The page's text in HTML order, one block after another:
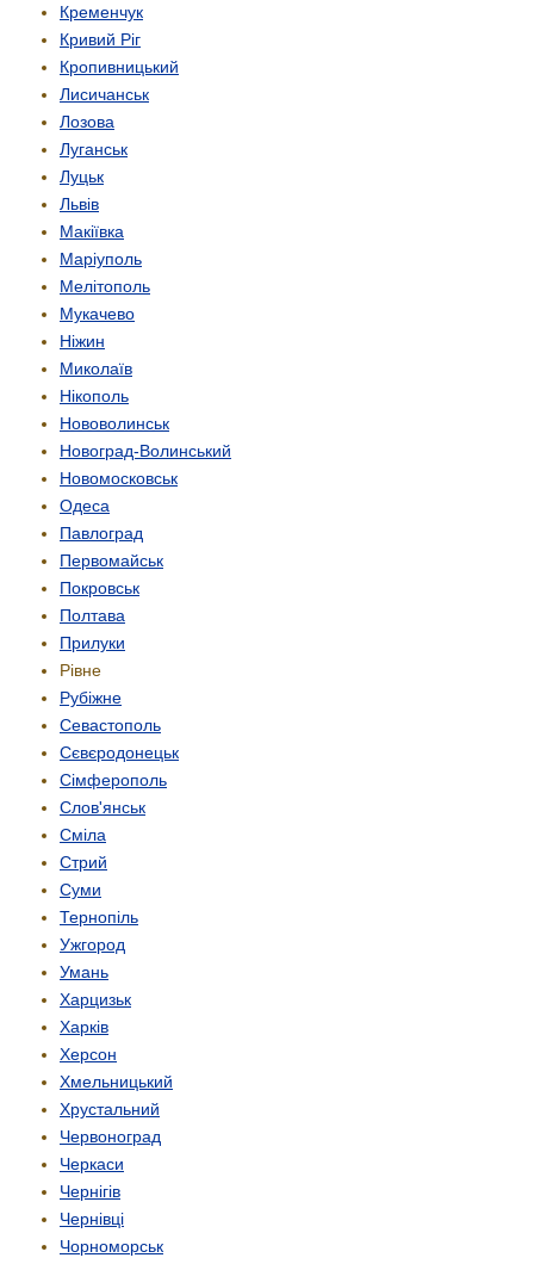
Кременчук
Кривий Ріг
Кропивницький
Лисичанськ
Лозова
Луганськ
Луцьк
Львів
Макіївка
Маріуполь
Мелітополь
Мукачево
Ніжин
Миколаїв
Нікополь
Нововолинськ
Новоград-Волинський
Новомосковськ
Одеса
Павлоград
Первомайськ
Покровськ
Полтава
Прилуки
Рівне
Рубіжне
Севастополь
Сєвєродонецьк
Сімферополь
Слов'янськ
Сміла
Стрий
Суми
Тернопіль
Ужгород
Умань
Харцизьк
Харків
Херсон
Хмельницький
Хрустальний
Червоноград
Черкаси
Чернігів
Чернівці
Чорноморськ